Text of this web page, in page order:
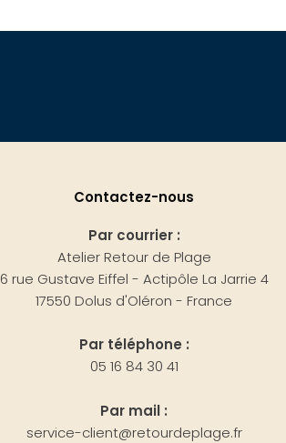
Contactez-nous
Par courrier :
Atelier Retour de Plage
6 rue Gustave Eiffel - Actipôle La Jarrie 4
17550 Dolus d'Oléron - France
Par téléphone :
05 16 84 30 41
Par mail :
service-client@retourdeplage.fr